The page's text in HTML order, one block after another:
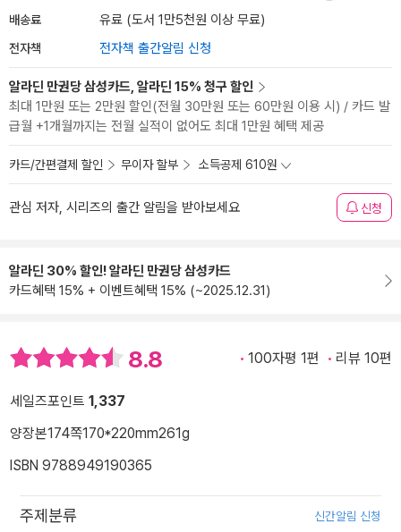
배송료 유료 (도서 1만5천원 이상 무료)
전자책 전자책 출간알림 신청
알라딘 만권당 삼성카드, 알라딘 15% 청구 할인
최대 1만원 또는 2만원 할인(전월 30만원 또는 60만원 이용 시) / 카드 발
급월 +1개월까지는 전월 실적이 없어도 최대 1만원 혜택 제공
카드/간편결제 할인 무이자 할부 소득공제 610원
관심 저자, 시리즈의 출간 알림을 받아보세요 신청
알라딘 30% 할인! 알라딘 만권당 삼성카드
카드혜택 15% + 이벤트혜택 15% (~2025.12.31)
8.8 100자평 1편 리뷰 10편
세일즈포인트 1,337
양장본174쪽170*220mm261g
ISBN 9788949190365
주제분류 신간알림 신청